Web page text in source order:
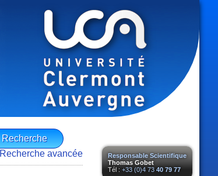
Responsable Scientifique
Thomas Gobet
Tél : +33 (0)4 73 40 79 77
Recherche avancée